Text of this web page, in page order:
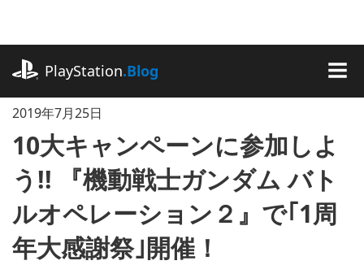
に
キ
ッ
プ
PlayStation.Blog
2019年7月25日
10大キャンペーンに参加しよ
う!! 『機動戦士ガンダム バト
ルオペレーション２』で｢1周
年大感謝祭｣開催！